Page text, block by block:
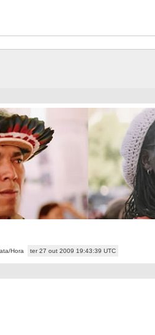
Hora ter 27 out 2009 19:43:39 UTC